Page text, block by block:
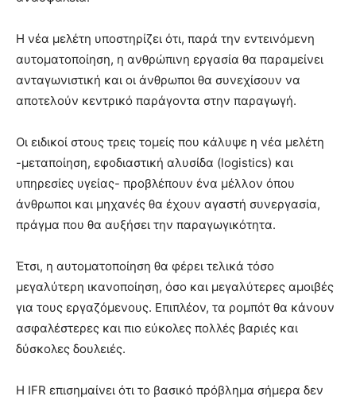
Η νέα μελέτη υποστηρίζει ότι, παρά την εντεινόμενη
αυτοματοποίηση, η ανθρώπινη εργασία θα παραμείνει
ανταγωνιστική και οι άνθρωποι θα συνεχίσουν να
αποτελούν κεντρικό παράγοντα στην παραγωγή.
Οι ειδικοί στους τρεις τομείς που κάλυψε η νέα μελέτη
-μεταποίηση, εφοδιαστική αλυσίδα (logistics) και
υπηρεσίες υγείας- προβλέπουν ένα μέλλον όπου
άνθρωποι και μηχανές θα έχουν αγαστή συνεργασία,
πράγμα που θα αυξήσει την παραγωγικότητα.
Έτσι, η αυτοματοποίηση θα φέρει τελικά τόσο
μεγαλύτερη ικανοποίηση, όσο και μεγαλύτερες αμοιβές
για τους εργαζόμενους. Επιπλέον, τα ρομπότ θα κάνουν
ασφαλέστερες και πιο εύκολες πολλές βαριές και
δύσκολες δουλειές.
Η IFR επισημαίνει ότι το βασικό πρόβλημα σήμερα δεν